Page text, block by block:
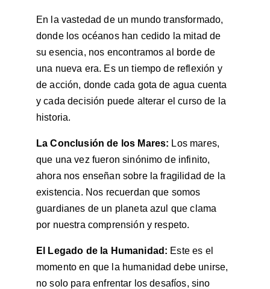
En la vastedad de un mundo transformado,
donde los océanos han cedido la mitad de
su esencia, nos encontramos al borde de
una nueva era. Es un tiempo de reflexión y
de acción, donde cada gota de agua cuenta
y cada decisión puede alterar el curso de la
historia.
La Conclusión de los Mares: Los mares,
que una vez fueron sinónimo de infinito,
ahora nos enseñan sobre la fragilidad de la
existencia. Nos recuerdan que somos
guardianes de un planeta azul que clama
por nuestra comprensión y respeto.
El Legado de la Humanidad: Este es el
momento en que la humanidad debe unirse,
no solo para enfrentar los desafíos, sino